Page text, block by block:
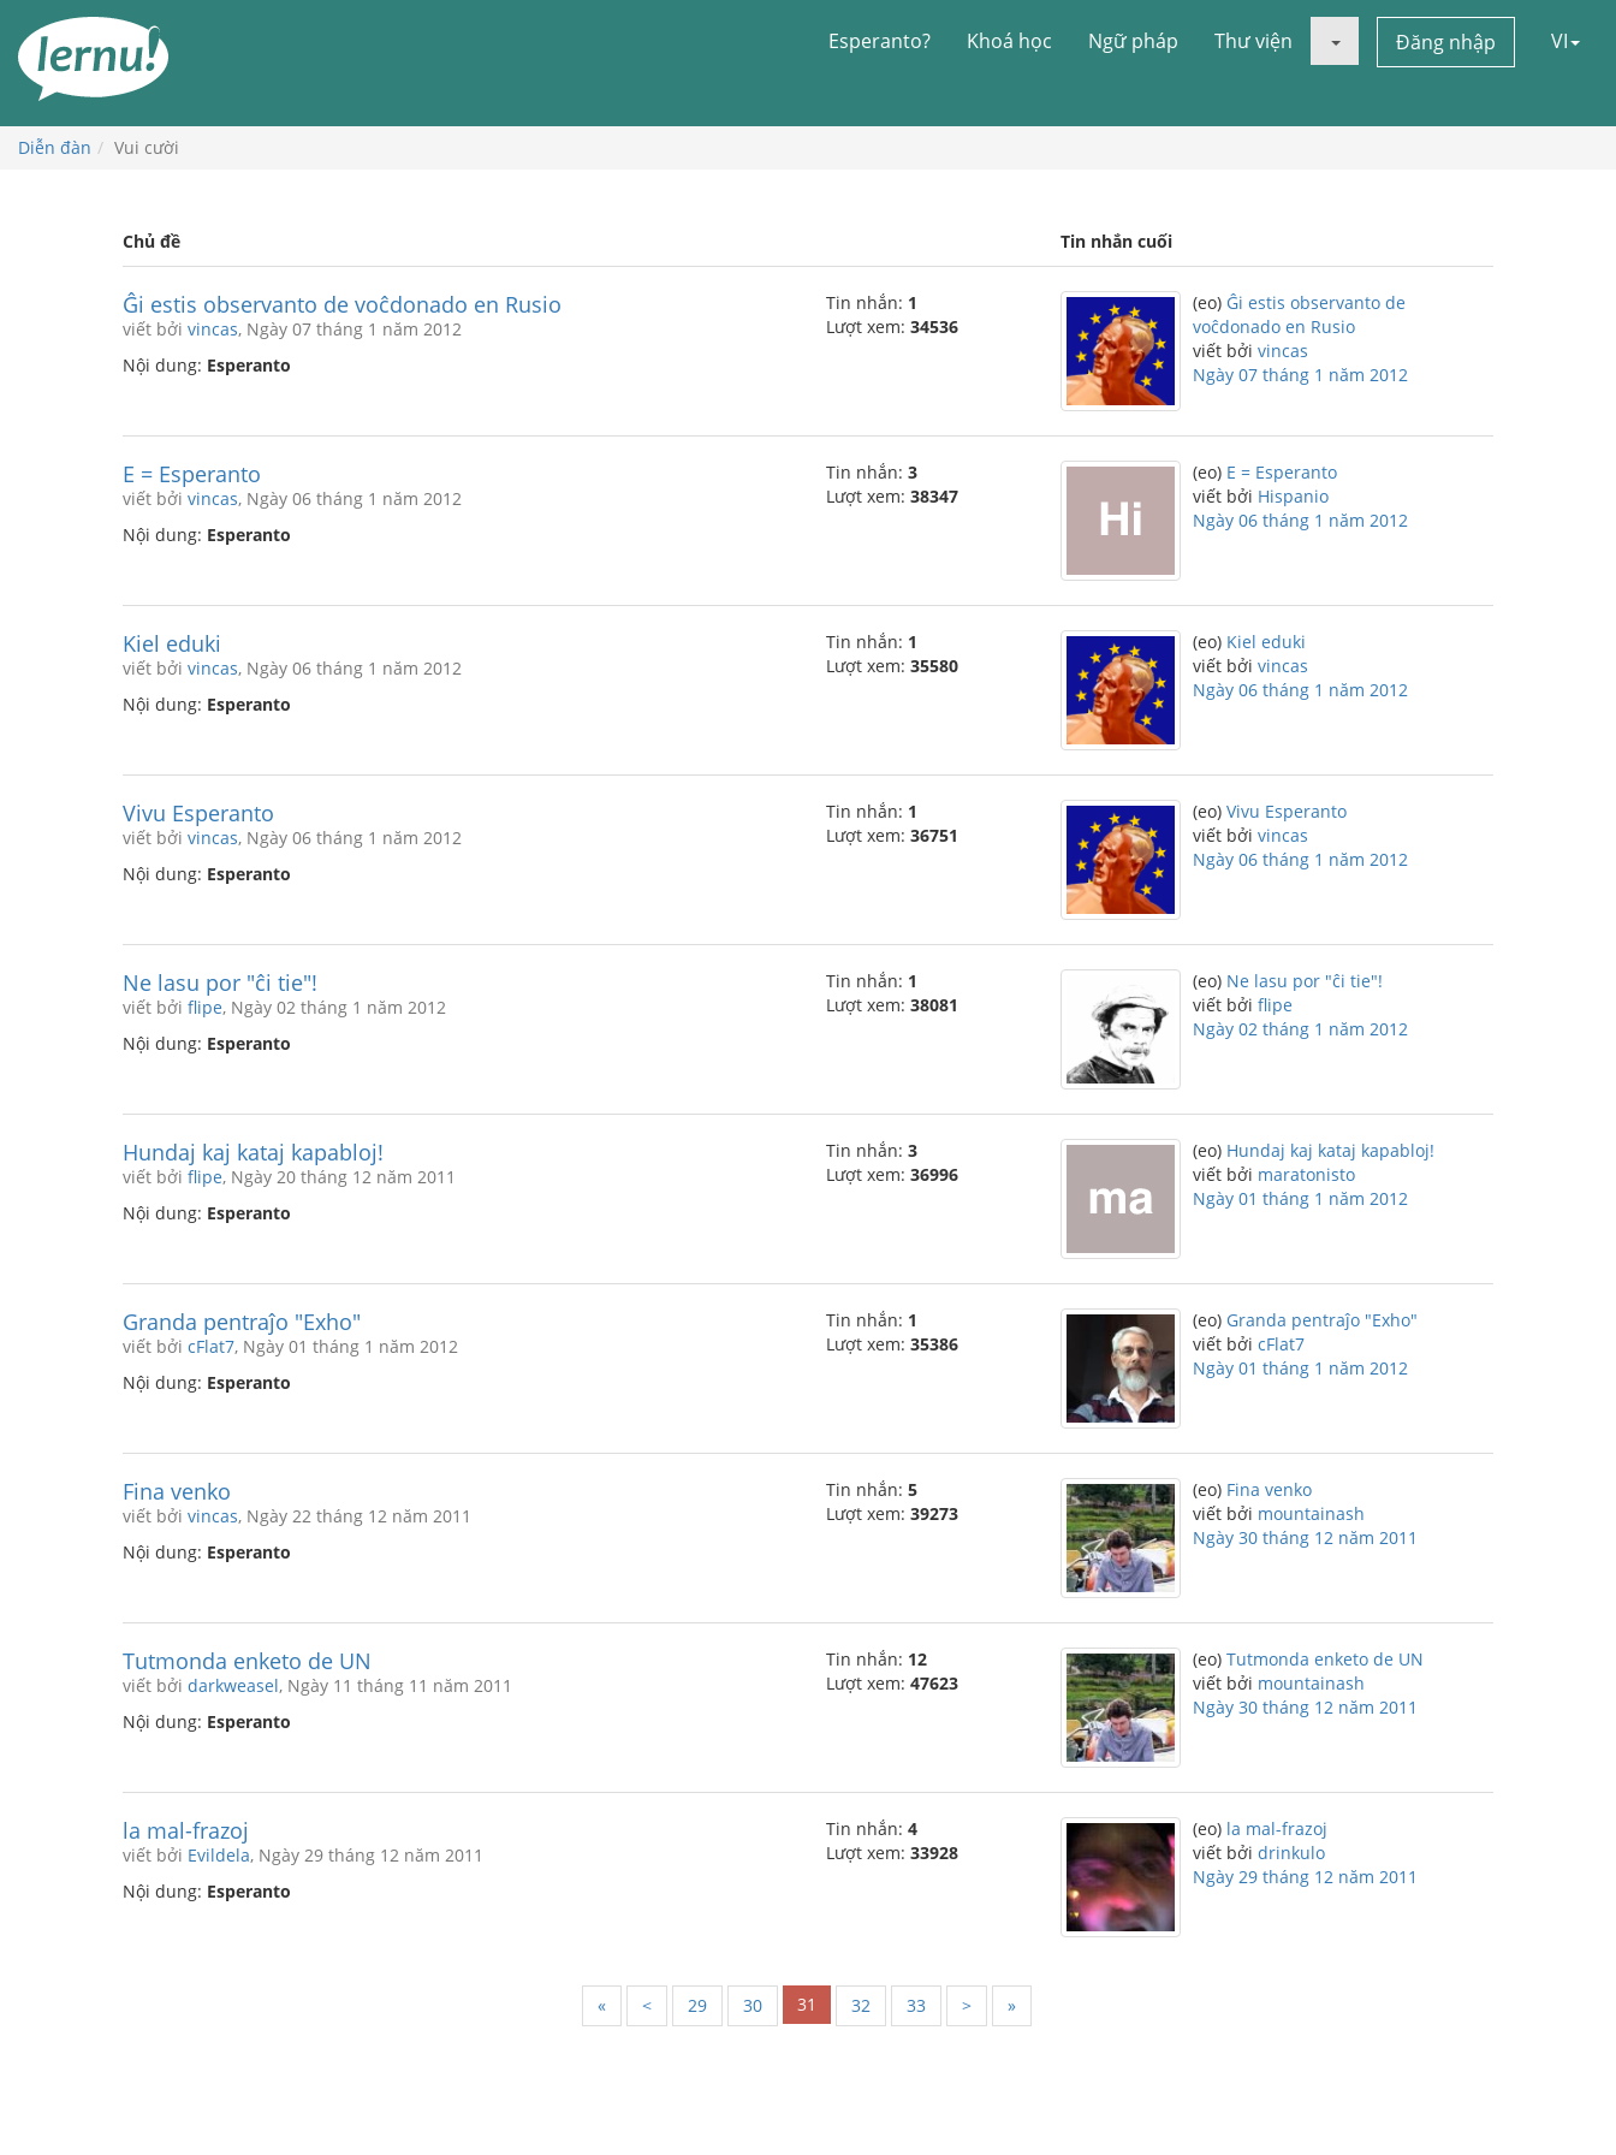
đến
phần
dung
Esperanto? Khoá học Ngữ pháp Thư viện Đăng nhập VI
Diễn đàn Vui cười
Chủ đề Tin nhắn cuối
Ĝi estis observanto de voĉdonado en Rusio
viết bởi vincas, Ngày 07 tháng 1 năm 2012
Nội dung: Esperanto
Tin nhắn: 1
Lượt xem: 34536
(eo) Ĝi estis observanto de
voĉdonado en Rusio
viết bởi vincas
Ngày 07 tháng 1 năm 2012
E = Esperanto
viết bởi vincas, Ngày 06 tháng 1 năm 2012
Nội dung: Esperanto
Tin nhắn: 3
Lượt xem: 38347
(eo) E = Esperanto
viết bởi Hispanio
Ngày 06 tháng 1 năm 2012
Kiel eduki
viết bởi vincas, Ngày 06 tháng 1 năm 2012
Nội dung: Esperanto
Tin nhắn: 1
Lượt xem: 35580
(eo) Kiel eduki
viết bởi vincas
Ngày 06 tháng 1 năm 2012
Vivu Esperanto
viết bởi vincas, Ngày 06 tháng 1 năm 2012
Nội dung: Esperanto
Tin nhắn: 1
Lượt xem: 36751
(eo) Vivu Esperanto
viết bởi vincas
Ngày 06 tháng 1 năm 2012
Ne lasu por "ĉi tie"!
viết bởi flipe, Ngày 02 tháng 1 năm 2012
Nội dung: Esperanto
Tin nhắn: 1
Lượt xem: 38081
(eo) Ne lasu por "ĉi tie"!
viết bởi flipe
Ngày 02 tháng 1 năm 2012
Hundaj kaj kataj kapabloj!
viết bởi flipe, Ngày 20 tháng 12 năm 2011
Nội dung: Esperanto
Tin nhắn: 3
Lượt xem: 36996
(eo) Hundaj kaj kataj kapabloj!
viết bởi maratonisto
Ngày 01 tháng 1 năm 2012
Granda pentraĵo "Exho"
viết bởi cFlat7, Ngày 01 tháng 1 năm 2012
Nội dung: Esperanto
Tin nhắn: 1
Lượt xem: 35386
(eo) Granda pentraĵo "Exho"
viết bởi cFlat7
Ngày 01 tháng 1 năm 2012
Fina venko
viết bởi vincas, Ngày 22 tháng 12 năm 2011
Nội dung: Esperanto
Tin nhắn: 5
Lượt xem: 39273
(eo) Fina venko
viết bởi mountainash
Ngày 30 tháng 12 năm 2011
Tutmonda enketo de UN
viết bởi darkweasel, Ngày 11 tháng 11 năm 2011
Nội dung: Esperanto
Tin nhắn: 12
Lượt xem: 47623
(eo) Tutmonda enketo de UN
viết bởi mountainash
Ngày 30 tháng 12 năm 2011
la mal-frazoj
viết bởi Evildela, Ngày 29 tháng 12 năm 2011
Nội dung: Esperanto
Tin nhắn: 4
Lượt xem: 33928
(eo) la mal-frazoj
viết bởi drinkulo
Ngày 29 tháng 12 năm 2011
« < 29 30 31 32 33 > »